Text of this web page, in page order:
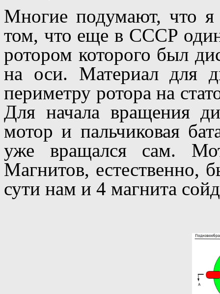
Многие подумают, что
том, что еще в СССР один
ротором которого был
на оси. Материал для
периметру ротора на
Для начала вращения
мотор и пальчиковая
уже вращался сам.
Магнитов, естественно,
сути нам и 4 магнита